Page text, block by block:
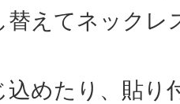
替えてネックレ
込めたり、貼り